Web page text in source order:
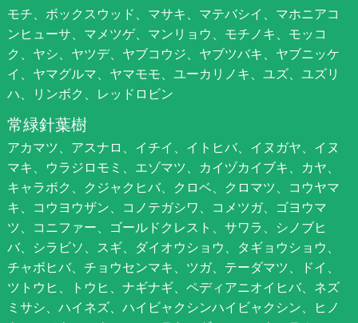
モチ、ボックスウッド、マサキ、マテバシイ、マホニアコ
ンヒューサ、マメツゲ、マンリョウ、モチノキ、モッコ
ク、ヤシ、ヤツデ、ヤブコウジ、ヤブツバキ、ヤブニッケ
イ、ヤマグルマ、ヤマモモ、ユーカリノキ、ユズ、ユズリ
ハ、リンボク、レッドロビン
常緑針葉樹
アカマツ、アスナロ、イチイ、イトヒバ、イヌガヤ、イヌ
マキ、ウラジロモミ、エゾマツ、カイヅカイブキ、カヤ、
キャラボク、クジャクヒバ、クロベ、クロマツ、コウヤマ
キ、コウヨウザン、コノテガシワ、コメツガ、ゴヨウマ
ツ、コニファー、ゴールドクレスト、サワラ、シノブヒ
バ、シラビソ、スギ、ダイオウショウ、タギョウショウ、
チャボヒバ、チョウセンマキ、ツガ、テーダマツ、ドイ、
ツトウヒ、トウヒ、ナギナギ、ペディアニオイヒバ、ネズ
ミサシ、ハイネズ、ハイビャクシンハイビャクシン、ヒノ